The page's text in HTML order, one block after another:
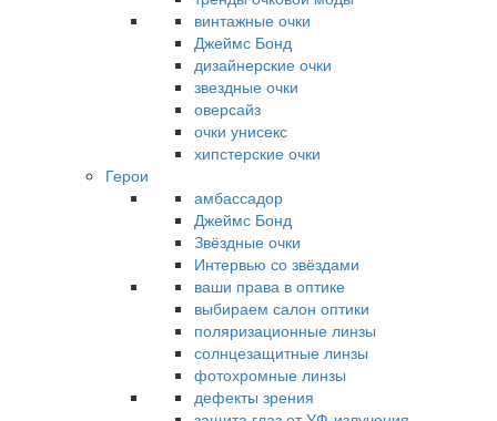
винтажные очки
Джеймс Бонд
дизайнерские очки
звездные очки
оверсайз
очки унисекс
хипстерские очки
Герои
амбассадор
Джеймс Бонд
Звёздные очки
Интервью со звёздами
ваши права в оптике
выбираем салон оптики
поляризационные линзы
солнцезащитные линзы
фотохромные линзы
дефекты зрения